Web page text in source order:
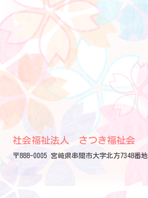
社会福祉法人 さつき福祉会
〒888-0005 宮崎県串間市大字北方7348番地